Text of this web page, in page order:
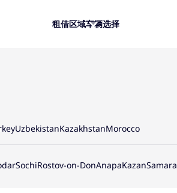
租借区域车辆选择
UzbekistanKazakhstanMorocco
SochiRostov-on-DonAnapaKazanSamara